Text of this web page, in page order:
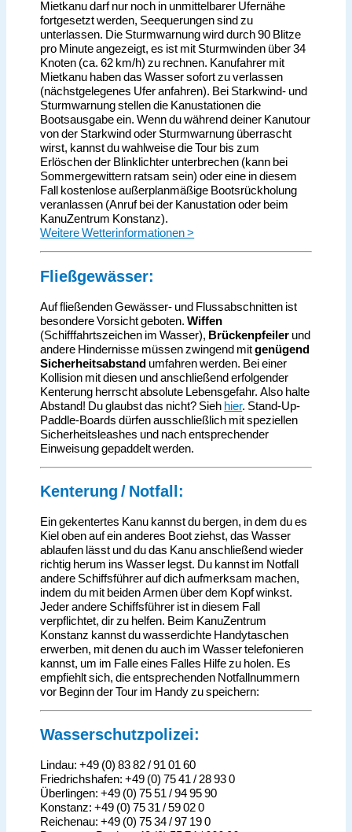
Mietkanu darf nur noch in unmittelbarer Ufernähe
fortgesetzt werden, Seequerungen sind zu
unterlassen. Die Sturmwarnung wird durch 90 Blitze
pro Minute angezeigt, es ist mit Sturmwinden über 34
Knoten (ca. 62 km/h) zu rechnen. Kanufahrer mit
Mietkanu haben das Wasser sofort zu verlassen
(nächstgelegenes Ufer anfahren). Bei Starkwind- und
Sturmwarnung stellen die Kanustationen die
Bootsausgabe ein. Wenn du während deiner Kanutour
von der Starkwind oder Sturmwarnung überrascht
wirst, kannst du wahlweise die Tour bis zum
Erlöschen der Blinklichter unterbrechen (kann bei
Sommergewittern ratsam sein) oder eine in diesem
Fall kostenlose außerplanmäßige Bootsrückholung
veranlassen (Anruf bei der Kanustation oder beim
KanuZentrum Konstanz).
Weitere Wetterinformationen >
Fließgewässer:
Auf fließenden Gewässer- und Flussabschnitten ist
besondere Vorsicht geboten.Wiffen
(Schifffahrtszeichen im Wasser), Brückenpfeiler und
andere Hindernisse müssen zwingend mitgenügend
Sicherheitsabstand umfahren werden. Bei einer
Kollision mit diesen und anschließend erfolgender
Kenterung herrscht absolute Lebensgefahr. Also halte
Abstand! Du glaubst das nicht? Sieh hier. Stand-Up-
Paddle-Boards dürfen ausschließlich mit speziellen
Sicherheitsleashes und nach entsprechender
Einweisung gepaddelt werden.
Kenterung / Notfall:
Ein gekentertes Kanu kannst du bergen, in dem du es
Kiel oben auf ein anderes Boot ziehst, das Wasser
ablaufen lässt und du das Kanu anschließend wieder
richtig herum ins Wasser legst. Du kannst im Notfall
andere Schiffsführer auf dich aufmerksam machen,
indem du mit beiden Armen über dem Kopf winkst.
Jeder andere Schiffsführer ist in diesem Fall
verpflichtet, dir zu helfen. Beim KanuZentrum
Konstanz kannst du wasserdichte Handytaschen
erwerben, mit denen du auch im Wasser telefonieren
kannst, um im Falle eines Falles Hilfe zu holen. Es
empfiehlt sich, die entsprechenden Notfallnummern
vor Beginn der Tour im Handy zu speichern:
Wasserschutzpolizei:
Lindau: +49 (0) 83 82 / 91 01 60
Friedrichshafen: +49 (0) 75 41 / 28 93 0
Überlingen: +49 (0) 75 51 / 94 95 90
Konstanz: +49 (0) 75 31 / 59 02 0
Reichenau: +49 (0) 75 34 / 97 19 0